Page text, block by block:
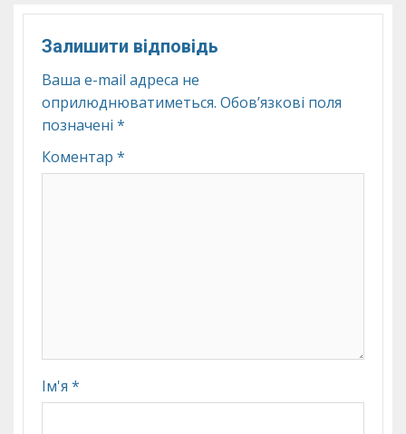
Залишити відповідь
Ваша e-mail адреса не
оприлюднюватиметься. Обов’язкові поля
позначені *
Коментар *
Ім'я *